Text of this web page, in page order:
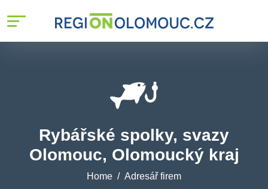
Rybářské spolky, svazy
Olomouc, Olomoucký kraj
Home Adresář firem